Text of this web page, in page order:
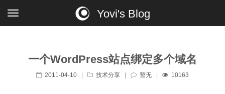
Yovi's Blog
一个WordPress站点绑定多个域名
2011-04-10 技术分享 暂无 10163